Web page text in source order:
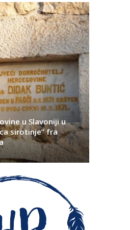
u Slavoniji u
sirotinje” fra